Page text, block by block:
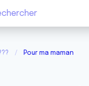
Pour ma maman